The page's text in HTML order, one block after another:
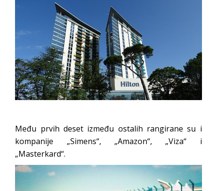
Među prvih deset između ostalih rangirane su i
kompanije „Simens“, „Amazon“, „Viza“ i
„Masterkard“.